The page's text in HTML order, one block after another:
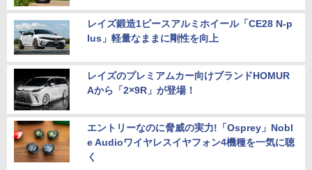
レイズ鍛造1ピースアルミホイール「CE28 N-p
lus」軽量なままに剛性を向上
レイズのプレミアムカー向けブランドHOMUR
Aから「2×9R」が登場！
エントリーなのに脅威の実力!「Osprey」Nobl
e Audioワイヤレスイヤフォン4機種を一気に聴
く